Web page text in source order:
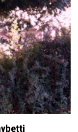
Fotoğrafı?